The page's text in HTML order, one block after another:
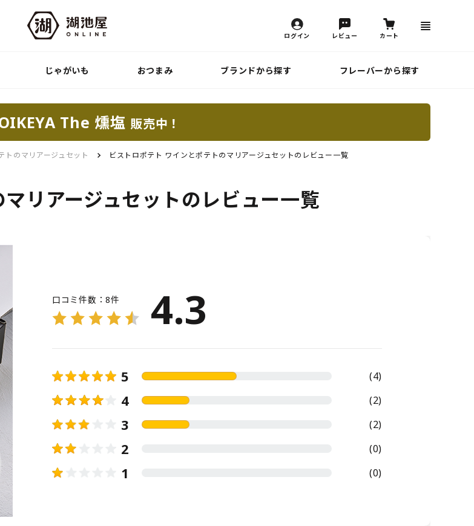
ログイン レビュー カート
じゃがいも おつまみ ブランドから探す フレーバーから探す
The 燻塩 販売中！
トのマリアージュセット ビストロポテト ワインとポテトのマリアージュセットのレビュー一覧
リアージュセットのレビュー一覧
口コミ件数：8件 4.3
5 (4)
4 (2)
3 (2)
2 (0)
1 (0)